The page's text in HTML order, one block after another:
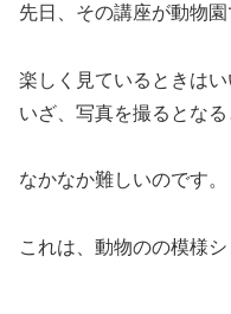
先日、その講座が動物
楽しく見ているときは
いざ、写真を撮るとなる
なかなか難しいのです。
これは、動物のの模様シ